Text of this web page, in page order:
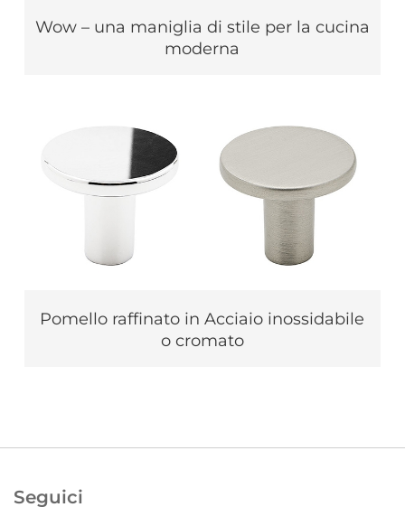
Wow – una maniglia di stile per la cucina
moderna
Pomello raffinato in Acciaio inossidabile
o cromato
Seguici